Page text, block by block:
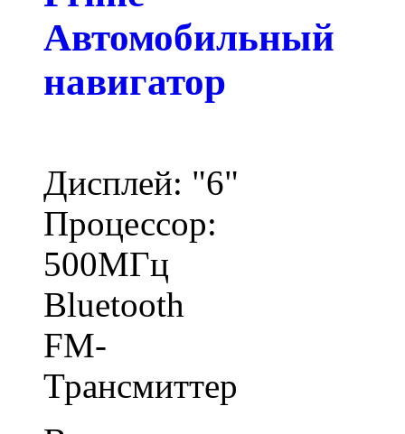
Автомобильный
навигатор
Дисплей: "6"
Процессор:
500МГц
Bluetooth
FM-
Трансмиттер